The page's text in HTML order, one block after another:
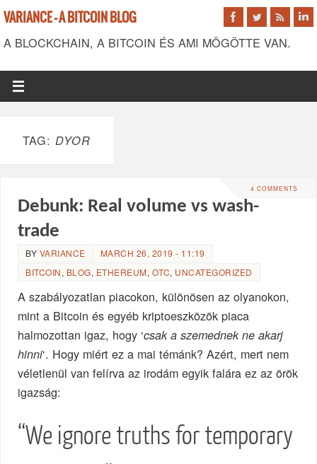
VARIANCE - A BITCOIN BLOG
A BLOCKCHAIN, A BITCOIN ÉS AMI MÖGÖTTE VAN.
TAG: DYOR
4 COMMENTS
Debunk: Real volume vs wash-
trade
BY VARIANCE
MARCH 26, 2019 - 11:19
BITCOIN, BLOG, ETHEREUM, OTC, UNCATEGORIZED
A szabályozatlan piacokon, különösen az olyanokon,
mint a Bitcoin és egyéb kriptoeszközök piaca
halmozottan igaz, hogy ‘csak a szemednek ne akarj
hinni‘. Hogy miért ez a mai témánk? Azért, mert nem
véletlenül van felírva az irodám egyik falára ez az örök
igazság:
“We ignore truths for temporary